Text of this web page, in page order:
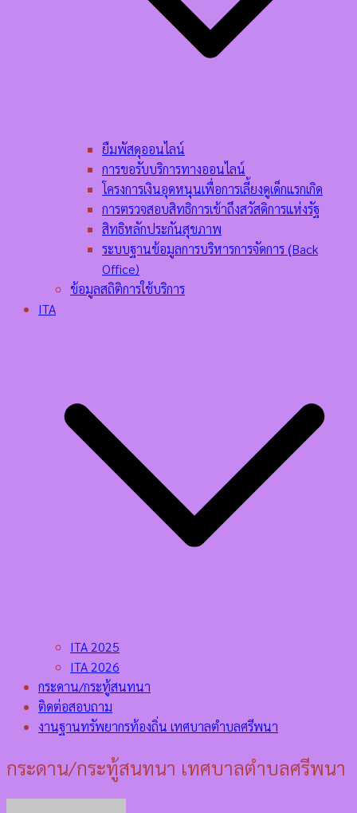
ยืมพัสดุออนไลน์
การขอรับบริการทางออนไลน์
โครงการเงินอุดหนุนเพื่อการเลี้ยงดูเด็กแรกเกิด
การตรวจสอบสิทธิการเข้าถึงสวัสดิการแห่งรัฐ
สิทธิหลักประกันสุขภาพ
ระบบฐานข้อมูลการบริหารการจัดการ (ฺBack
Office)
ข้อมูลสถิติการใช้บริการ
ITA
ITA 2025
ITA 2026
กระดาน/กระทู้สนทนา
ติดต่อสอบถาม
งานฐานทรัพยากรท้องถิ่น เทศบาลตำบลศรีพนา
กระดาน/กระทู้สนทนา เทศบาลตำบลศรีพนา